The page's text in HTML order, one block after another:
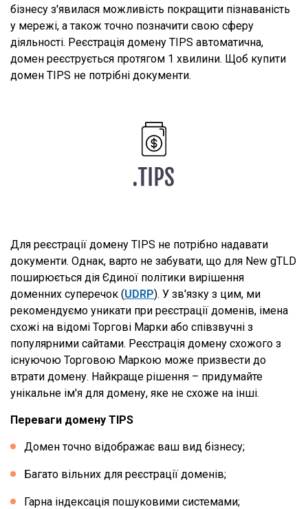
бізнесу з'явилася можливість покращити пізнаваність
у мережі, а також точно позначити свою сферу
діяльності. Реєстрація домену TIPS автоматична,
домен реєструється протягом 1 хвилини. Щоб купити
домен TIPS не потрібні документи.
Для реєстрації домену TIPS не потрібно надавати
документи. Однак, варто не забувати, що для New gTLD
поширюється дія Єдиної політики вирішення
доменних суперечок (UDRP). У зв'язку з цим, ми
рекомендуємо уникати при реєстрації доменів, імена
схожі на відомі Торгові Марки або співзвучні з
популярними сайтами. Реєстрація домену схожого з
існуючою Торговою Маркою може призвести до
втрати домену. Найкраще рішення – придумайте
унікальне ім'я для домену, яке не схоже на інші.
Переваги домену TIPS
Домен точно відображає ваш вид бізнесу;
Багато вільних для реєстрації доменів;
Гарна індексація пошуковими системами;